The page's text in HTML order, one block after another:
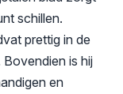
schillen.
prettig in de
is hij
en